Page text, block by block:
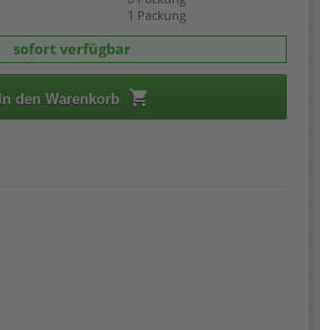
1 Packung
sofort verfügbar
In den Warenkorb